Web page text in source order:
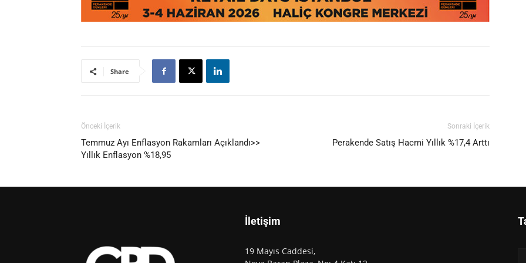
Share
Önceki İçerik
Temmuz Ayı Enflasyon Rakamları Açıklandı>>
Yıllık Enflasyon %18,95
Sonraki İçerik
Perakende Satış Hacmi Yıllık %17,4 Arttı
İletişim
19 Mayıs Caddesi,